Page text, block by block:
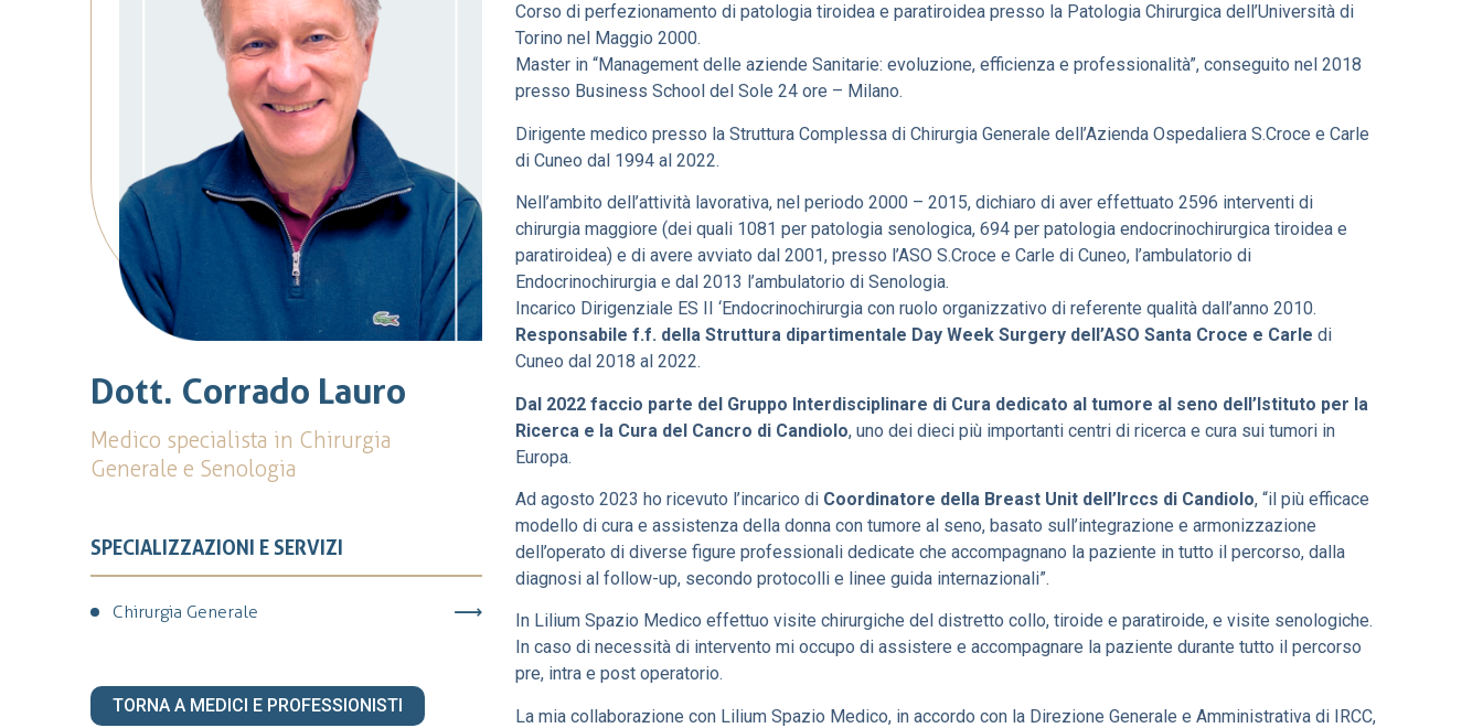
Dott. Corrado Lauro
Medico specialista in Chirurgia
Generale e Senologia
SPECIALIZZAZIONI E SERVIZI
Chirurgia Generale
TORNA A MEDICI E PROFESSIONISTI
Corso di perfezionamento di patologia tiroidea e paratiroidea presso la Patologia Chirurgica dell’Università di
Torino nel Maggio 2000.
Master in “Management delle aziende Sanitarie: evoluzione, efficienza e professionalità”, conseguito nel 2018
presso Business School del Sole 24 ore – Milano.
Dirigente medico presso la Struttura Complessa di Chirurgia Generale dell’Azienda Ospedaliera S.Croce e Carle
di Cuneo dal 1994 al 2022.
Nell’ambito dell’attività lavorativa, nel periodo 2000 – 2015, dichiaro di aver effettuato 2596 interventi di
chirurgia maggiore (dei quali 1081 per patologia senologica, 694 per patologia endocrinochirurgica tiroidea e
paratiroidea) e di avere avviato dal 2001, presso l’ASO S.Croce e Carle di Cuneo, l’ambulatorio di
Endocrinochirurgia e dal 2013 l’ambulatorio di Senologia.
Incarico Dirigenziale ES II ‘Endocrinochirurgia con ruolo organizzativo di referente qualità dall’anno 2010.
Responsabile f.f. della Struttura dipartimentale Day Week Surgery dell’ASO Santa Croce e Carle di
Cuneo dal 2018 al 2022.
Dal 2022 faccio parte del Gruppo Interdisciplinare di Cura dedicato al tumore al seno dell’Istituto per la
Ricerca e la Cura del Cancro di Candiolo, uno dei dieci più importanti centri di ricerca e cura sui tumori in
Europa.
Ad agosto 2023 ho ricevuto l’incarico di Coordinatore della Breast Unit dell’Irccs di Candiolo, “il più efficace
modello di cura e assistenza della donna con tumore al seno, basato sull’integrazione e armonizzazione
dell’operato di diverse figure professionali dedicate che accompagnano la paziente in tutto il percorso, dalla
diagnosi al follow-up, secondo protocolli e linee guida internazionali”.
In Lilium Spazio Medico effettuo visite chirurgiche del distretto collo, tiroide e paratiroide, e visite senologiche.
In caso di necessità di intervento mi occupo di assistere e accompagnare la paziente durante tutto il percorso
pre, intra e post operatorio.
La mia collaborazione con Lilium Spazio Medico, in accordo con la Direzione Generale e Amministrativa di IRCC,